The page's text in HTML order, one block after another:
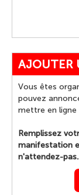
AJOUTER
Vous êtes
pouvez
mettre en ligne
Remplissez
manifestation
n'attendez-